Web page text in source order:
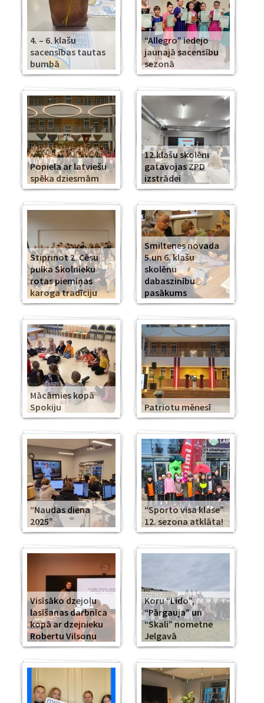
4. – 6. klašu
sacensības tautas
bumbā
“Allegro” iedejo
jaunajā sacensību
sezonā
Popiela ar latviešu
spēka dziesmām
12.klašu skolēni
gatavojas ZPD
izstrādei
Stiprinot 2. Cēsu
pulka Skolnieku
rotas piemiņas
karoga tradīciju
Smiltenes novada
5.un 6. klašu
skolēnu
dabaszinību
pasākums
Mācāmies kopā
Spokiju
Patriotu mēnesī
“Naudas diena
2025”
“Sporto visa klase”
12. sezona atklāta!
Visīsāko dzejoļu
lasīšanas darbnīca
kopā ar dzejnieku
Robertu Vilsonu
Koru “Lido”,
“Pārgauja” un
“Skali” nometne
Jelgavā